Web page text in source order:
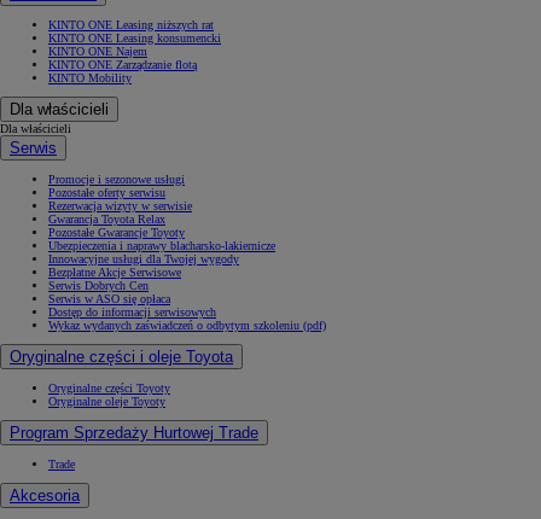
KINTO ONE Leasing niższych rat
KINTO ONE Leasing konsumencki
KINTO ONE Najem
KINTO ONE Zarządzanie flotą
KINTO Mobility
Dla właścicieli
Dla właścicieli
Serwis
Promocje i sezonowe usługi
Pozostałe oferty serwisu
Rezerwacja wizyty w serwisie
Gwarancja Toyota Relax
Pozostałe Gwarancje Toyoty
Ubezpieczenia i naprawy blacharsko-lakiernicze
Innowacyjne usługi dla Twojej wygody
Bezpłatne Akcje Serwisowe
Serwis Dobrych Cen
Serwis w ASO się opłaca
Dostęp do informacji serwisowych
Wykaz wydanych zaświadczeń o odbytym szkoleniu (pdf)
Oryginalne części i oleje Toyota
Oryginalne części Toyoty
Oryginalne oleje Toyoty
Program Sprzedaży Hurtowej Trade
Trade
Akcesoria